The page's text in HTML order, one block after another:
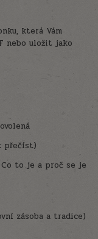
která Vám
nebo uložit jako
přečíst)
Co to je a proč se je
zásoba a tradice)